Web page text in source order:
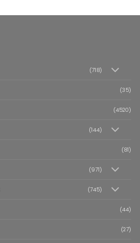
(718)
(35)
(4520)
(144)
(81)
(971)
(745)
(44)
(27)